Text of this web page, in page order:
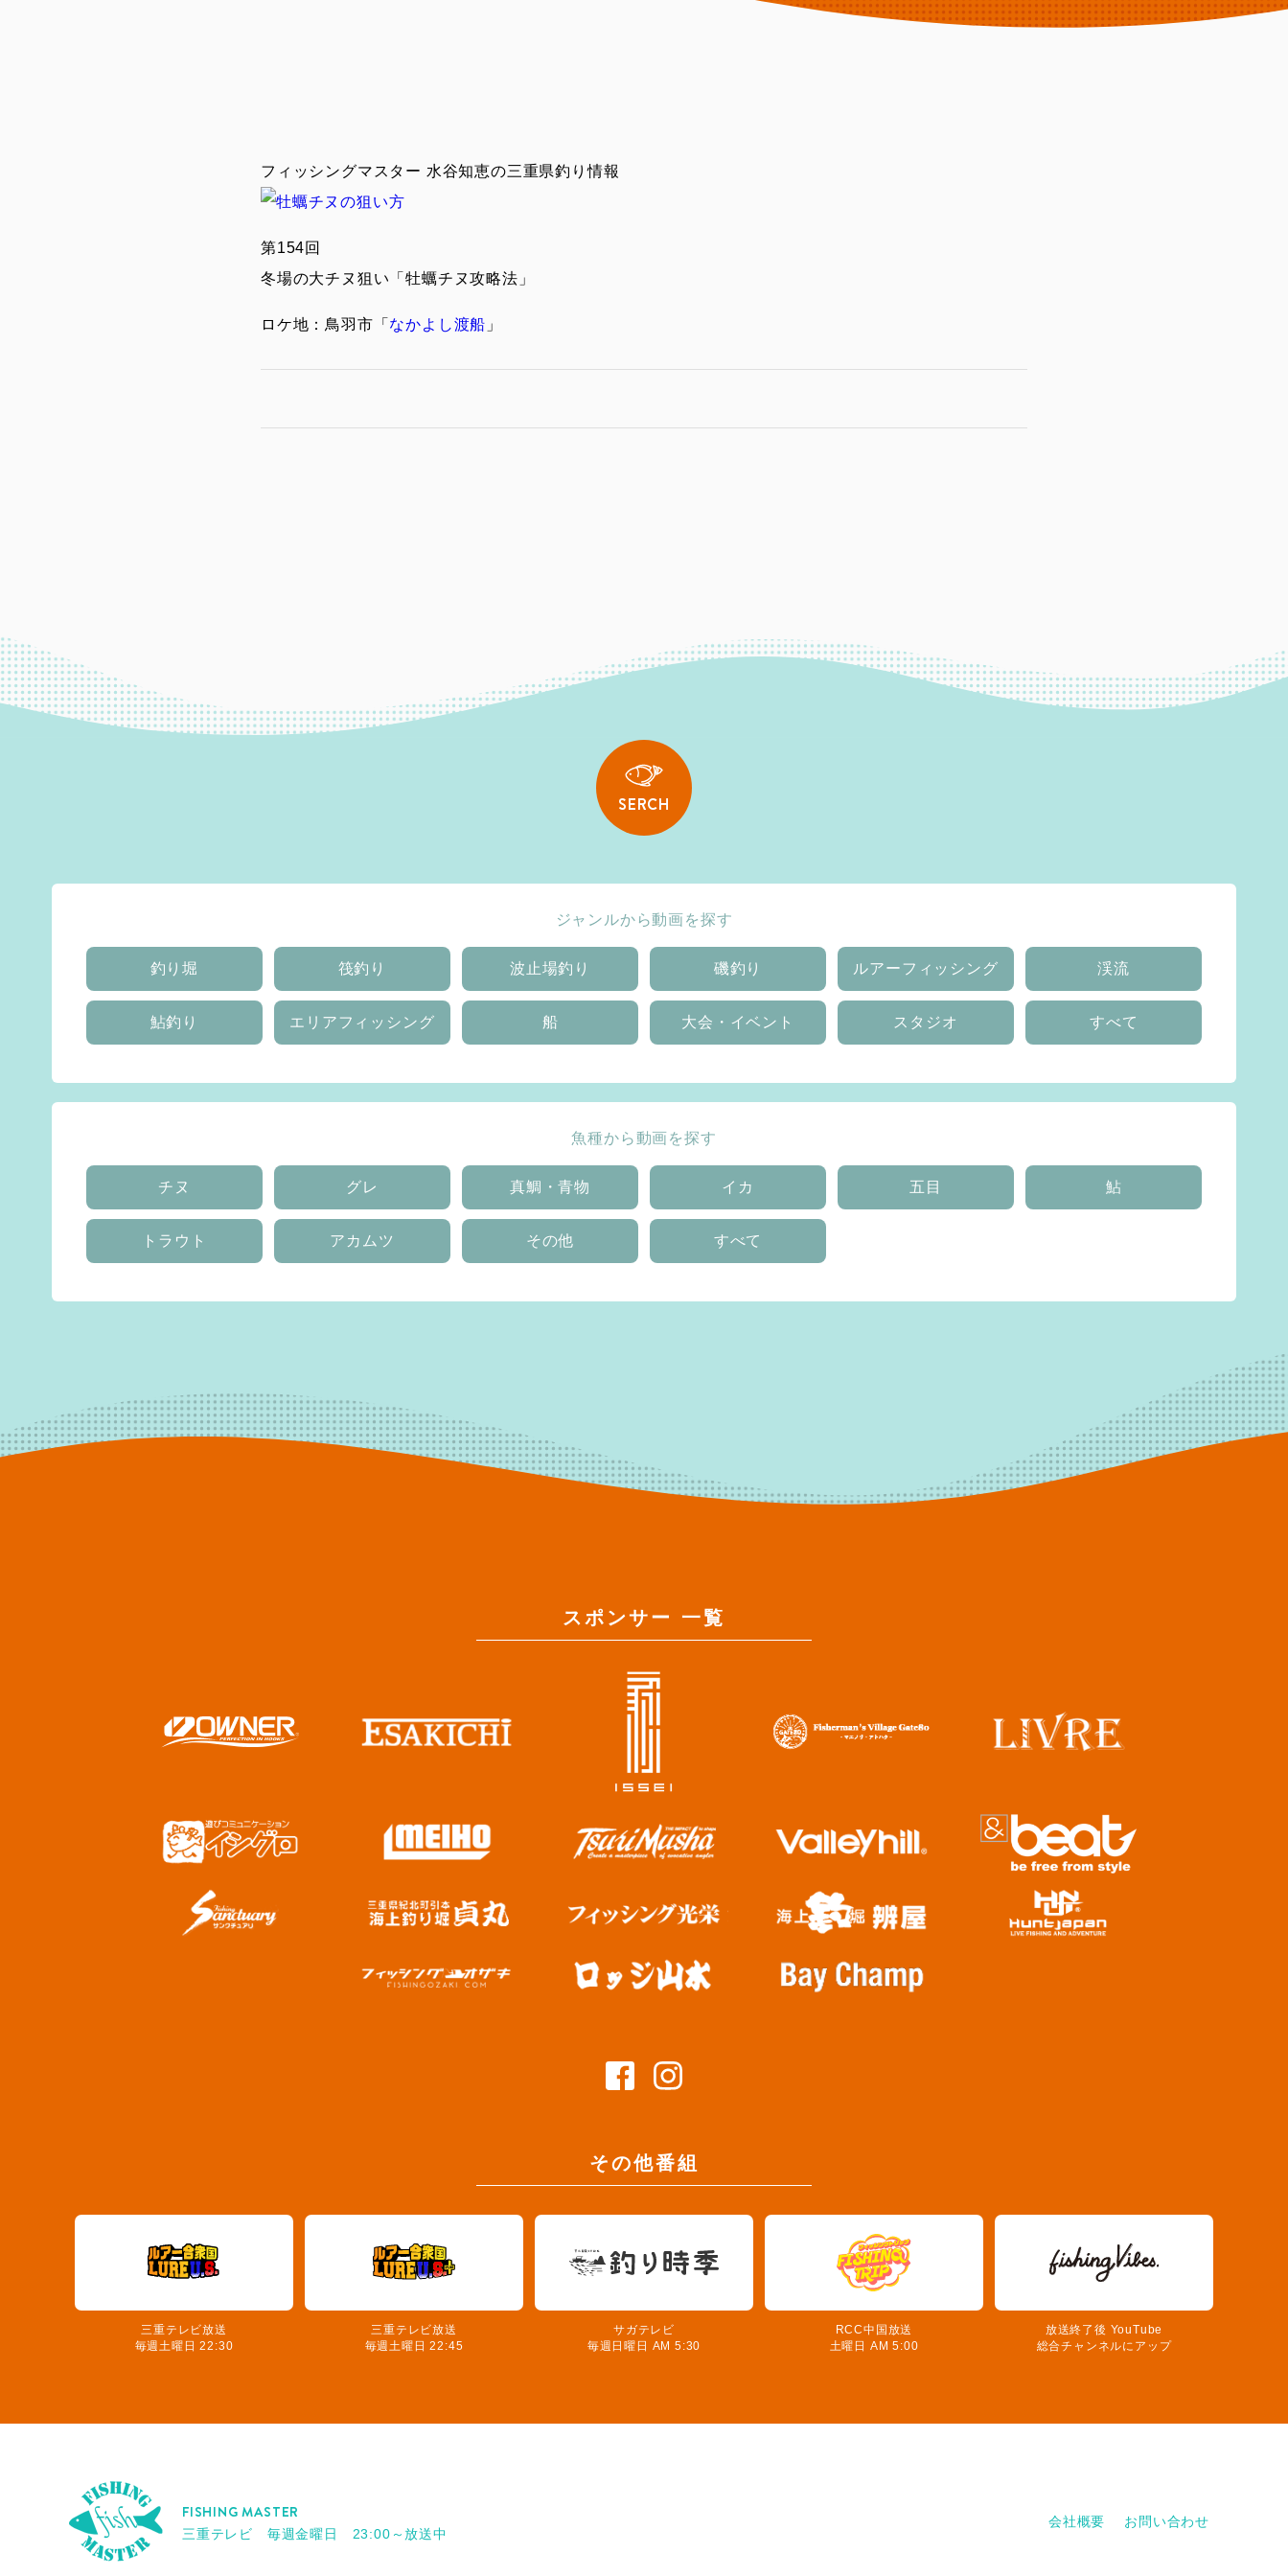
フィッシングマスター 水谷知恵の三重県釣り情報
第154回
冬場の大チヌ狙い「牡蠣チヌ攻略法」
ロケ地：鳥羽市「 なかよし渡船 」
SERCH
ジャンルから動画を探す
釣り堀 筏釣り 波止場釣り 磯釣り ルアーフィッシング 渓流
鮎釣り エリアフィッシング 船 大会・イベント スタジオ すべて
魚種から動画を探す
チヌ グレ 真鯛・青物 イカ 五目 鮎
トラウト アカムツ その他 すべて
スポンサー 一覧
その他番組
三重テレビ放送
毎週土曜日 22:30
三重テレビ放送
毎週土曜日 22:45
サガテレビ
毎週日曜日 AM 5:30
RCC中国放送
土曜日 AM 5:00
放送終了後 YouTube
総合チャンネルにアップ
FISHING MASTER
三重テレビ 毎週金曜日 23:00～放送中
会社概要 お問い合わせ